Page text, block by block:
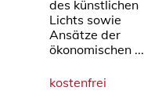
des künstlichen
Lichts sowie
Ansätze der
ökonomischen ...
kostenfrei